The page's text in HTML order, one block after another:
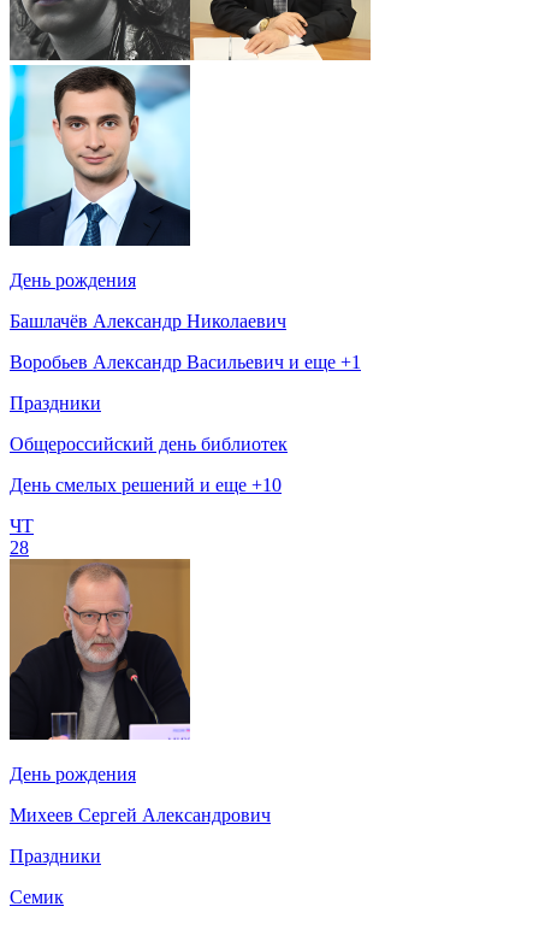
День рождения
Башлачёв Александр Николаевич
Воробьев Александр Васильевич и еще +1
Праздники
Общероссийский день библиотек
День смелых решений и еще +10
ЧТ
28
День рождения
Михеев Сергей Александрович
Праздники
Семик